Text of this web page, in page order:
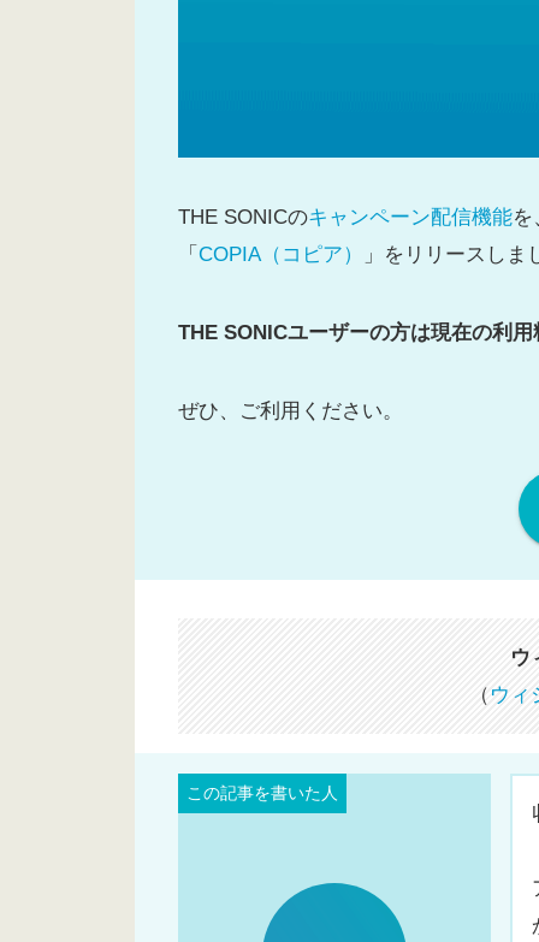
THE SONICのキャンペーン配信機能
「 COPIA（コピア） 」をリリースしま
THE SONICユーザーの方は現在の利
ぜひ、ご利用ください。
ウ
（ ウィ